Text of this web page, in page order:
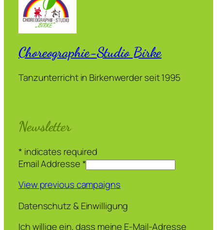
Choreographie-Studio Birke
Tanzunterricht in Birkenwerder seit 1995
Newsletter
* indicates required
Email Addresse*
View previous campaigns
Datenschutz & Einwilligung
Ich willige ein, dass meine E-Mail-Adresse